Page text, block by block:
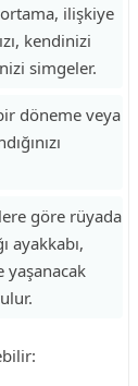
ilişkiye
kendinizi
simgeler.
döneme veya
göre rüyada
ayakkabı,
yaşanacak